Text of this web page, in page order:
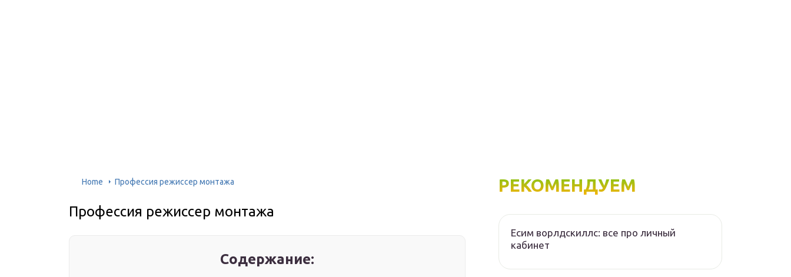
Home Профессия режиссер монтажа
Профессия режиссер монтажа
Содержание:
РЕКОМЕНДУЕМ
Есим ворлдскиллс: все про личный
кабинет